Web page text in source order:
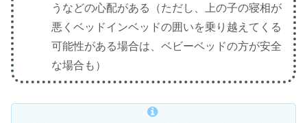
うなどの心配がある（ただし、上の子の寝相が
悪くベッドインベッドの囲いを乗り越えてくる
可能性がある場合は、ベビーベッドの方が安全
な場合も）